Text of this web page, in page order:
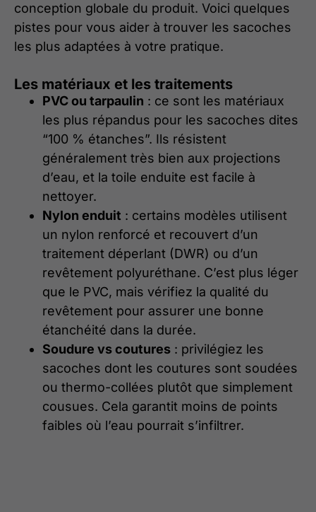
conception globale du produit. Voici quelques
pistes pour vous aider à trouver les sacoches
les plus adaptées à votre pratique.
Les matériaux et les traitements
PVC ou tarpaulin : ce sont les matériaux
les plus répandus pour les sacoches dites
“100 % étanches”. Ils résistent
généralement très bien aux projections
d’eau, et la toile enduite est facile à
nettoyer.
Nylon enduit : certains modèles utilisent
un nylon renforcé et recouvert d’un
traitement déperlant (DWR) ou d’un
revêtement polyuréthane. C’est plus léger
que le PVC, mais vérifiez la qualité du
revêtement pour assurer une bonne
étanchéité dans la durée.
Soudure vs coutures : privilégiez les
sacoches dont les coutures sont soudées
ou thermo-collées plutôt que simplement
cousues. Cela garantit moins de points
faibles où l’eau pourrait s’infiltrer.